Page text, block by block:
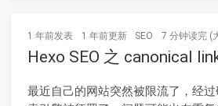
1 年前发表 1 年前更新 SEO 7 分钟读完 (
Hexo SEO 之 canonical
最近自己的网站突然被限流了，经